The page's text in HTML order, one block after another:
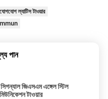
ল্যাটিস টাওয়ার
পান
সিগন্যাল জিএসএম এঙ্গেল স্টিল
টাওয়ার